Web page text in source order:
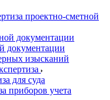
проектно-сметной
документации
документации
изысканий
для суда
приборов учета